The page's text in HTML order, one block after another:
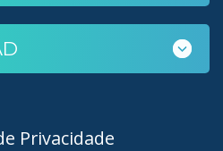
Privacidade